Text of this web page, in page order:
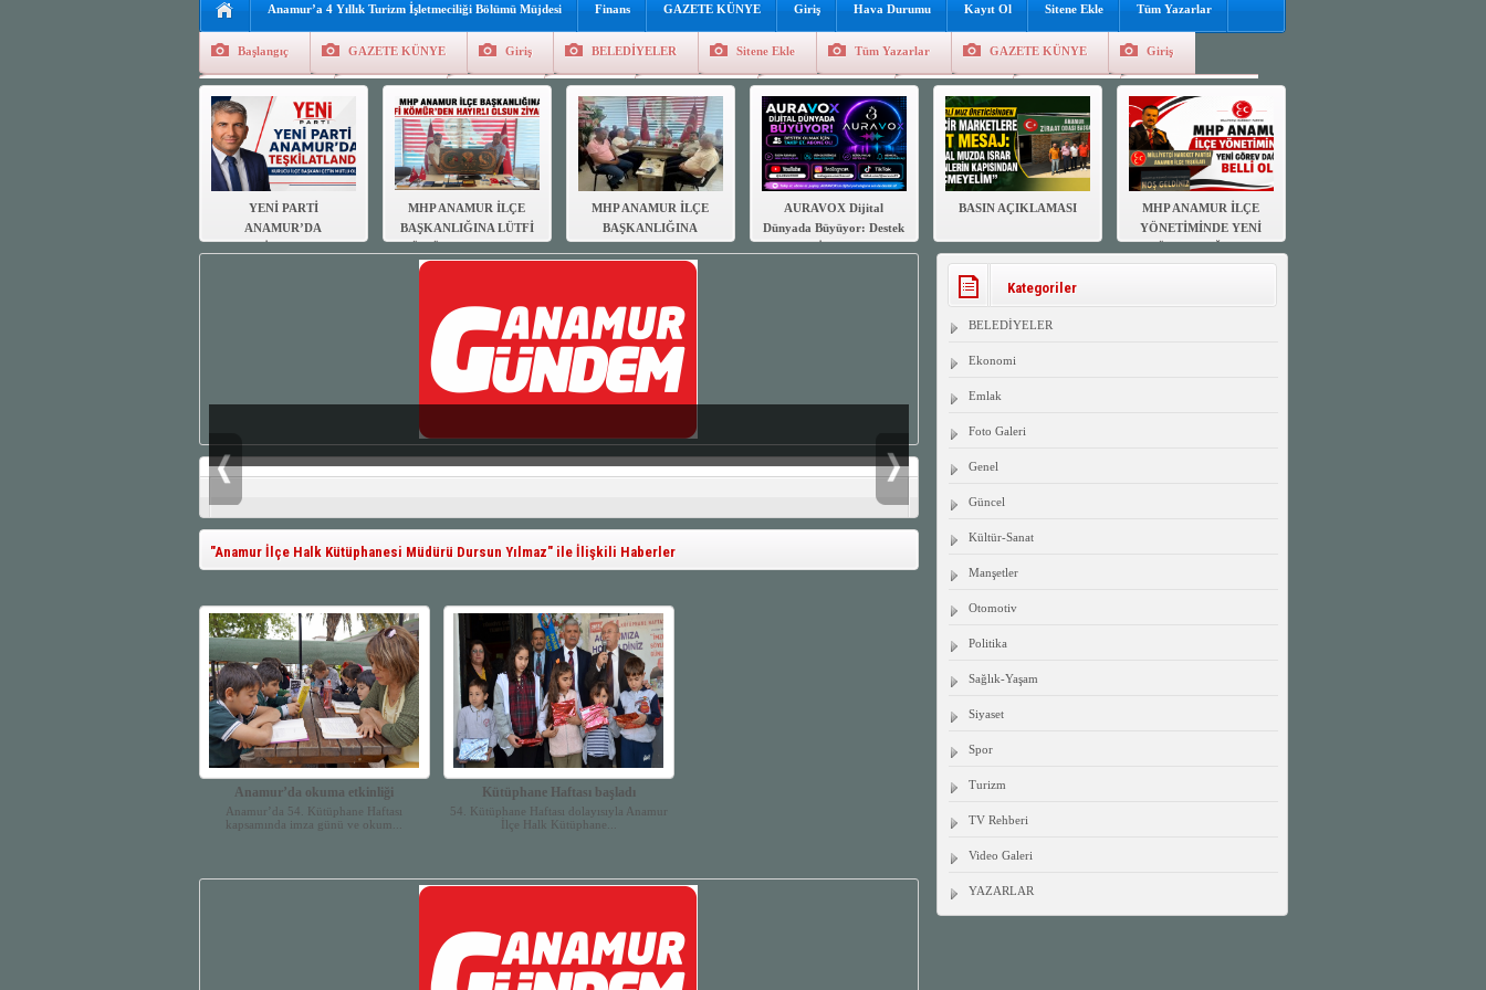
Anamur’a 4 Yıllık Turizm İşletmeciliği Bölümü Müjdesi Finans GAZETE KÜNYE Giriş Hava Durumu Kayıt Ol Sitene Ekle Tüm Yazarlar
Başlangıç GAZETE KÜNYE Giriş BELEDİYELER Sitene Ekle Tüm Yazarlar GAZETE KÜNYE Giriş
Tüm Yazarlar Manşetler Güncel Genel Foto Galeri Hava Durumu Sitene Ekle Kayıt Ol Hava Durumu
Finans Kayıt Ol
YENİ PARTİ
ANAMUR’DA
MHP ANAMUR İLÇE
BAŞKANLIĞINA LÜTFİ
OLSUN ZİYARETİ
MHP ANAMUR İLÇE
BAŞKANLIĞINA
DERNEĞİNDEN
ZİYARETİ
AURAVOX Dijital
Dünyada Büyüyor: Destek
BASIN AÇIKLAMASI
MHP ANAMUR İLÇE
YÖNETİMİNDE YENİ
BELLİ OLDU
"Anamur İlçe Halk Kütüphanesi Müdürü Dursun Yılmaz" ile İlişkili Haberler
Anamur’da okuma etkinliği
Anamur’da 54. Kütüphane Haftası
kapsamında imza günü ve okum...
Kütüphane Haftası başladı
54. Kütüphane Haftası dolayısıyla Anamur
İlçe Halk Kütüphane...
Kategoriler
BELEDİYELER
Ekonomi
Emlak
Foto Galeri
Genel
Güncel
Kültür-Sanat
Manşetler
Otomotiv
Politika
Sağlık-Yaşam
Siyaset
Spor
Turizm
TV Rehberi
Video Galeri
YAZARLAR